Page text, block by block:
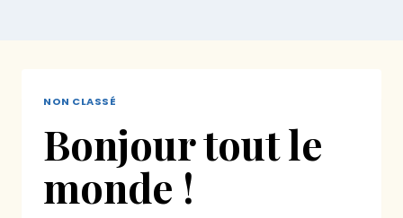
NON CLASSÉ
Bonjour tout le
monde !